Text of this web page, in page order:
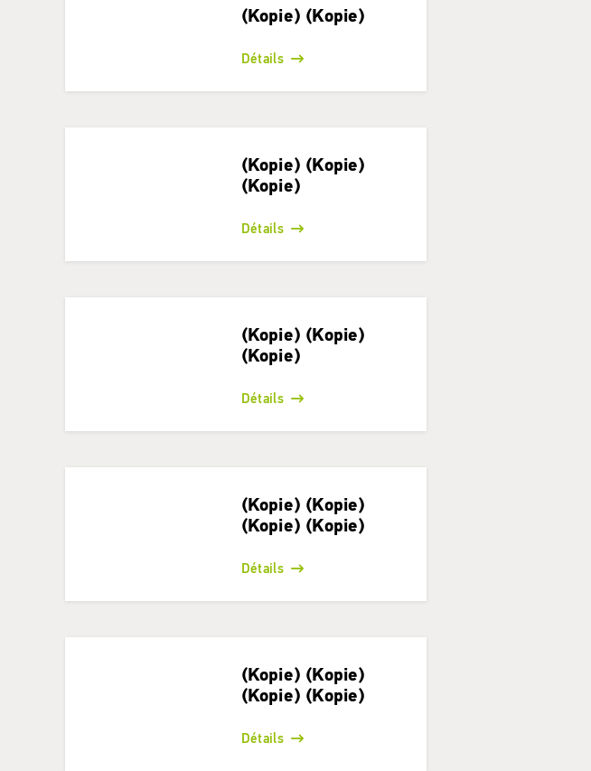
(Kopie) (Kopie)
Détails
(Kopie) (Kopie)
(Kopie)
Détails
(Kopie) (Kopie)
(Kopie)
Détails
(Kopie) (Kopie)
(Kopie) (Kopie)
Détails
(Kopie) (Kopie)
(Kopie) (Kopie)
Détails